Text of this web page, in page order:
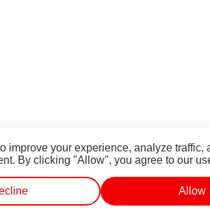
improve your experience, analyze traffic,
By clicking "Allow", you agree to our
Allow